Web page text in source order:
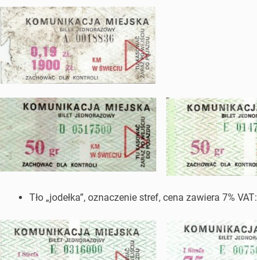
Tło „jodełka”, oznaczenie stref, cena zawiera 7% VAT: